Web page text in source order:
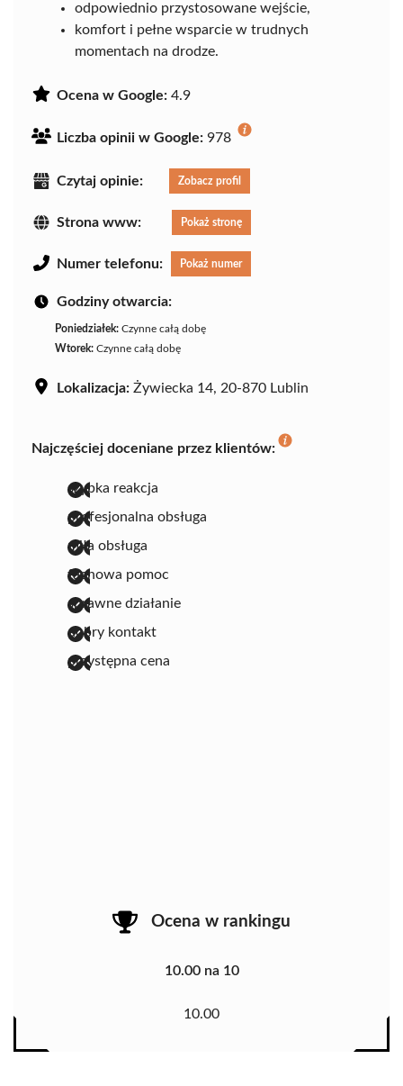
odpowiednio przystosowane wejście,
komfort i pełne wsparcie w trudnych
momentach na drodze.
Ocena w Google: 4.9
Liczba opinii w Google: 978
Czytaj opinie: Zobacz profil
Strona www: Pokaż stronę
Numer telefonu: Pokaż numer
Godziny otwarcia:
Poniedziałek: Czynne całą dobę
Wtorek: Czynne całą dobę
Lokalizacja: Żywiecka 14, 20-870 Lublin
Najczęściej doceniane przez klientów:
szybka reakcja
profesjonalna obsługa
miła obsługa
fachowa pomoc
sprawne działanie
dobry kontakt
przystępna cena
Ocena w rankingu
10.00 na 10
10.00